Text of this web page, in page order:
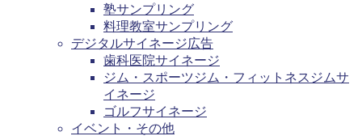
塾サンプリング
料理教室サンプリング
デジタルサイネージ広告
歯科医院サイネージ
ジム・スポーツジム・フィットネスジムサ
イネージ
ゴルフサイネージ
イベント・その他